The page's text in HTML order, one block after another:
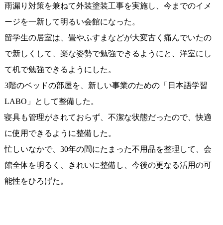
雨漏り対策を兼ねて外装塗装工事を実施し、今までのイメ
ージを一新して明るい会館になった。
留学生の居室は、畳やふすまなどが大変古く痛んでいたの
で新しくして、楽な姿勢で勉強できるようにと、洋室にし
て机で勉強できるようにした。
3階のベッドの部屋を、新しい事業のための「日本語学習
LABO」として整備した。
寝具も管理がされておらず、不潔な状態だったので、快適
に使用できるように整備した。
忙しいなかで、30年の間にたまった不用品を整理して、会
館全体を明るく、きれいに整備し、今後の更なる活用の可
能性をひろげた。